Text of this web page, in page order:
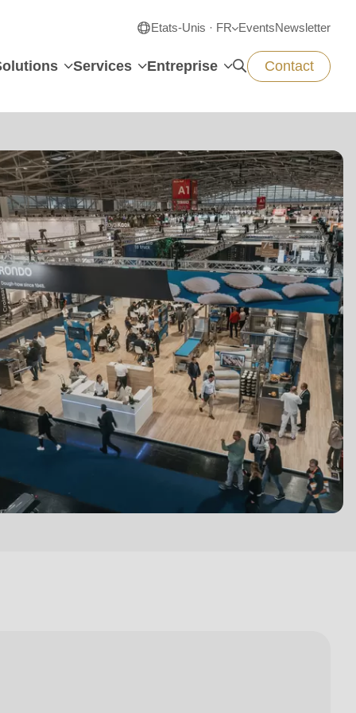
Etats-Unis · FR EventsNewsletter
Services Entreprise Contact